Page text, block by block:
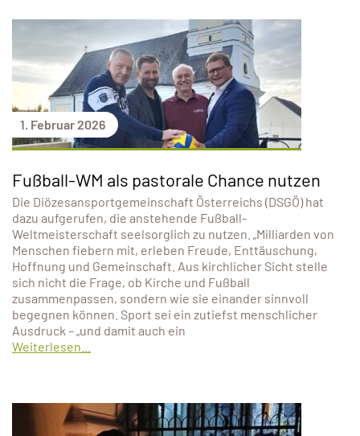
1. Februar 2026
Fußball-WM als pastorale Chance nutzen
Die Diözesansportgemeinschaft Österreichs (DSGÖ) hat
dazu aufgerufen, die anstehende Fußball-
Weltmeisterschaft seelsorglich zu nutzen. „Milliarden von
Menschen fiebern mit, erleben Freude, Enttäuschung,
Hoffnung und Gemeinschaft. Aus kirchlicher Sicht stelle
sich nicht die Frage, ob Kirche und Fußball
zusammenpassen, sondern wie sie einander sinnvoll
begegnen können. Sport sei ein zutiefst menschlicher
Ausdruck – „und damit auch ein
Weiterlesen...